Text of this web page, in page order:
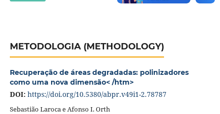
METODOLOGIA (METHODOLOGY)
Recuperação de áreas degradadas: polinizadores
como uma nova dimensão< /htm>
DOI: https://doi.org/10.5380/abpr.v49i1-2.78787
Sebastião Laroca e Afonso I. Orth